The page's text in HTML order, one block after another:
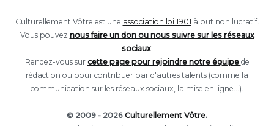
Culturellement Vôtre est une association loi 1901 à but non lucratif.
Vous pouvez nous faire un don ou nous suivre sur les réseaux
sociaux.
Rendez-vous sur cette page pour rejoindre notre équipe de
rédaction ou pour contribuer par d'autres talents (comme la
communication sur les réseaux sociaux, la mise en ligne...).
© 2009 - 2026 Culturellement Vôtre.